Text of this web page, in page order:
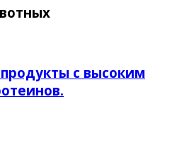
с высоким